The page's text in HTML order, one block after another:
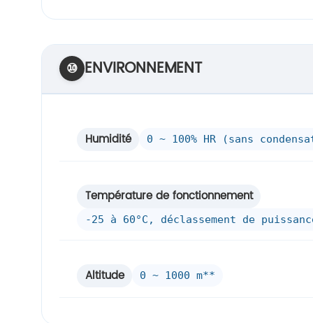
⑩ ENVIRONNEMENT
Humidité 0 ~ 100% HR (sans
Température de fonctionnement
-25 à 60°C, déclassement de
Altitude 0 ~ 1000 m**